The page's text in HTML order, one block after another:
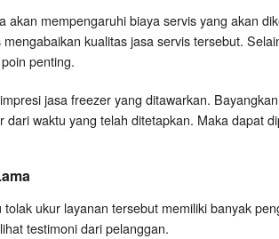
mempengaruhi biaya servis yang akan
kualitas jasa servis tersebut.
penting.
jasa freezer yang ditawarkan.
dari waktu yang telah ditetapkan. Maka dapat
ukur layanan tersebut memiliki banyak
testimoni dari pelanggan.